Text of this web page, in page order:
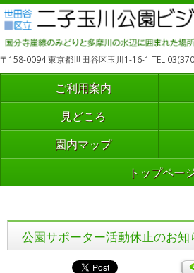
〒158-0094 東京都世田谷区玉川1-16-1
ご利用案内
見どころ
園内マップ
トップペー
公園サポーター活動休止のお知